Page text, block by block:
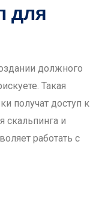
для
должного
Такая
получат доступ к
скальпинга и
работать с